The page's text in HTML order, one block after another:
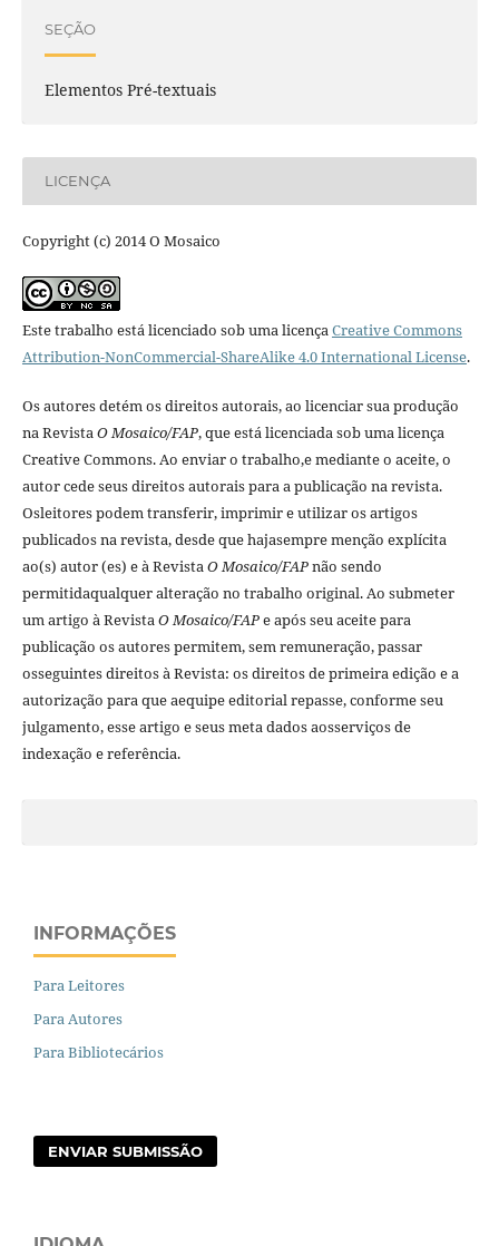
SEÇÃO
Elementos Pré-textuais
LICENÇA
Copyright (c) 2014 O Mosaico
Este trabalho está licenciado sob uma licençaCreative Commons
Attribution-NonCommercial-ShareAlike 4.0 International License.
Os autores detém os direitos autorais, ao licenciar sua produção
na RevistaO Mosaico/FAP, que está licenciada sob uma licença
Creative Commons. Ao enviar o trabalho,e mediante o aceite, o
autor cede seus direitos autorais para a publicação na revista.
Osleitores podem transferir, imprimir e utilizar os artigos
publicados na revista, desde que hajasempre menção explí­cita
ao(s) autor (es) e à RevistaO Mosaico/FAPnão sendo
permitidaqualquer alteração no trabalho original. Ao submeter
um artigo à RevistaO Mosaico/FAPe após seu aceite para
publicação os autores permitem, sem remuneração, passar
osseguintes direitos à Revista: os direitos de primeira edição e a
autorização para que aequipe editorial repasse, conforme seu
julgamento, esse artigo e seus meta dados aosserviços de
indexação e referência.
INFORMAÇÕES
Para Leitores
Para Autores
Para Bibliotecários
ENVIAR SUBMISSÃO